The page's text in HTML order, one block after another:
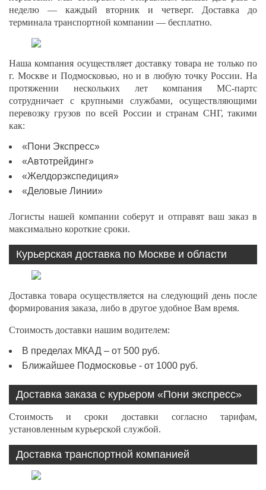
неделю — каждый вторник и четверг. Доставка до
терминала транспортной компании — бесплатно.
Наша компания осуществляет доставку товара не только по
г. Москве и Подмосковью, но и в любую точку России. На
протяжении нескольких лет компания МС-партс
сотрудничает с крупными службами, осуществляющими
перевозку грузов по всей России и странам СНГ, такими
как:
«Пони Экспресс»
«Автотрейдинг»
«Желдорэкспедиция»
«Деловые Линии»
Логисты нашей компании соберут и отправят ваш заказ в
максимально короткие сроки.
Курьерская доставка по Москве и области
Доставка товара осуществляется на следующий день после
формирования заказа, либо в другое удобное Вам время.
Стоимость доставки нашим водителем:
В пределах МКАД – от 500 руб.
Ближайшее Подмосковье - от 1000 руб.
Доставка заказа с курьером «Пони экспресс»
Стоимость и сроки доставки согласно тарифам,
установленным курьерской службой.
Доставка транспортной компанией